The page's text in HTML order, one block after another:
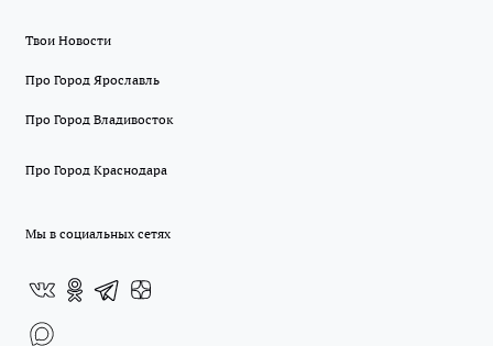
Твои Новости
Про Город Ярославль
Про Город Владивосток
Про Город Краснодара
Мы в социальных сетях